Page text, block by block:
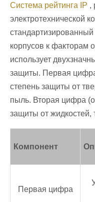
Система рейтинга IP ,
электротехнической
корпусов к
использует
защиты. Первая
степень защиты от
пыль. Вторая цифра
защиты от жидкостей,
Компонент
Первая цифра